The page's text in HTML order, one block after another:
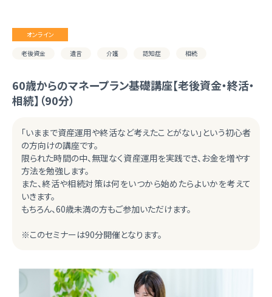
オンライン
老後資金 遺言 介護 認知症 相続
60歳からのマネープラン基礎講座【老後資金・終活・
相続】（90分）
「いままで資産運用や終活など考えたことがない」という初心者
の方向けの講座です。
限られた時間の中、無理なく資産運用を実践でき、お金を増やす
方法を勉強します。
また、終活や相続対策は何をいつから始めたらよいかを考えて
いきます。
もちろん、60歳未満の方もご参加いただけます。
※このセミナーは90分開催となります。